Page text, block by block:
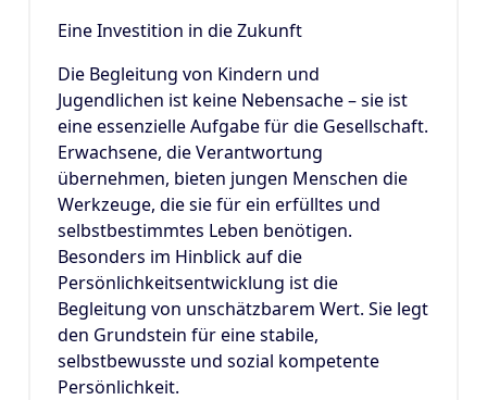
Eine Investition in die Zukunft
Die Begleitung von Kindern und
Jugendlichen ist keine Nebensache – sie ist
eine essenzielle Aufgabe für die Gesellschaft.
Erwachsene, die Verantwortung
übernehmen, bieten jungen Menschen die
Werkzeuge, die sie für ein erfülltes und
selbstbestimmtes Leben benötigen.
Besonders im Hinblick auf die
Persönlichkeitsentwicklung ist die
Begleitung von unschätzbarem Wert. Sie legt
den Grundstein für eine stabile,
selbstbewusste und sozial kompetente
Persönlichkeit.